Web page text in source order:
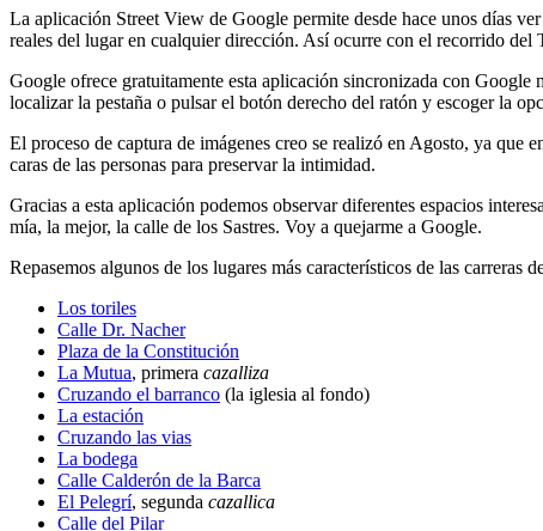
La aplicación Street View de Google permite desde hace unos días
reales del lugar en cualquier dirección. Así ocurre con el recorrido del
Google ofrece gratuitamente esta aplicación sincronizada con
localizar la pestaña o pulsar el botón derecho del ratón y escoger la
El proceso de captura de imágenes creo se realizó en Agosto, ya que
caras de las personas para preservar la intimidad.
Gracias a esta aplicación podemos observar diferentes espacios
mía, la mejor, la calle de los Sastres. Voy a quejarme a Google.
Repasemos algunos de los lugares más característicos de las carreras
Los toriles
Calle Dr. Nacher
Plaza de la Constitución
La Mutua, primera cazalliza
Cruzando el barranco (la iglesia al fondo)
La estación
Cruzando las vias
La bodega
Calle Calderón de la Barca
El Pelegrí, segunda cazallica
Calle del Pilar